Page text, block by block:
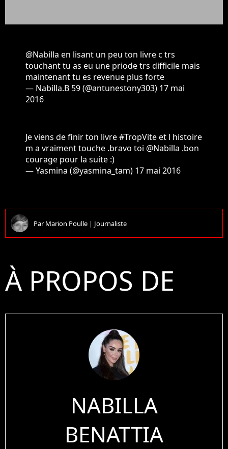
@Nabilla en lisant un peu ton livre c trs
touchant tu as eu une priode trs difficile mais
maintenant tu es revenue plus forte
— Nabilla.B 59 (@antunestony303) 17 mai
2016
Je viens de finir ton livre#TropViteet l histoire
m a vraiment touche .bravo toi @Nabilla .bon
courage pour la suite :)
— Yasmina (@yasmina_tam) 17 mai 2016
ParMarion Poulle | Journaliste
À PROPOS DE
NABILLA
BENATTIA